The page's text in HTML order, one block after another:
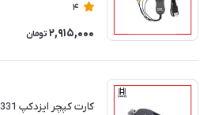
4
2,915,000 تومان
کارت کپچر ایزدکپ ezcap 331